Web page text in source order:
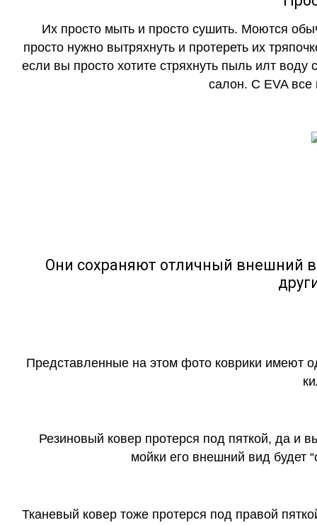
Их просто мыть и просто сушить. Моются
просто нужно вытряхнуть и протереть их
если вы просто хотите стряхнуть пыль илт воду
салон. С EVA все
Они сохраняют отличный внешний
Представленные на этом фото коврики имеют
Резиновый ковер протерся под пяткой, да и
мойки его внешний вид будет
Тканевый ковер тоже протерся под правой